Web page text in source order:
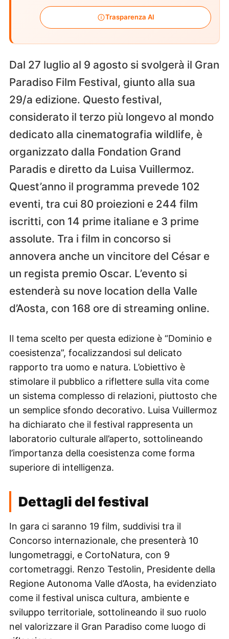
Trasparenza AI
Dal 27 luglio al 9 agosto si svolgerà il Gran
Paradiso Film Festival, giunto alla sua
29/a edizione. Questo festival,
considerato il terzo più longevo al mondo
dedicato alla cinematografia wildlife, è
organizzato dalla Fondation Grand
Paradis e diretto da Luisa Vuillermoz.
Quest’anno il programma prevede 102
eventi, tra cui 80 proiezioni e 244 film
iscritti, con 14 prime italiane e 3 prime
assolute. Tra i film in concorso si
annovera anche un vincitore del César e
un regista premio Oscar. L’evento si
estenderà su nove location della Valle
d’Aosta, con 168 ore di streaming online.
Il tema scelto per questa edizione è “Dominio e
coesistenza”, focalizzandosi sul delicato
rapporto tra uomo e natura. L’obiettivo è
stimolare il pubblico a riflettere sulla vita come
un sistema complesso di relazioni, piuttosto che
un semplice sfondo decorativo. Luisa Vuillermoz
ha dichiarato che il festival rappresenta un
laboratorio culturale all’aperto, sottolineando
l’importanza della coesistenza come forma
superiore di intelligenza.
Dettagli del festival
In gara ci saranno 19 film, suddivisi tra il
Concorso internazionale, che presenterà 10
lungometraggi, e CortoNatura, con 9
cortometraggi. Renzo Testolin, Presidente della
Regione Autonoma Valle d’Aosta, ha evidenziato
come il festival unisca cultura, ambiente e
sviluppo territoriale, sottolineando il suo ruolo
nel valorizzare il Gran Paradiso come luogo di